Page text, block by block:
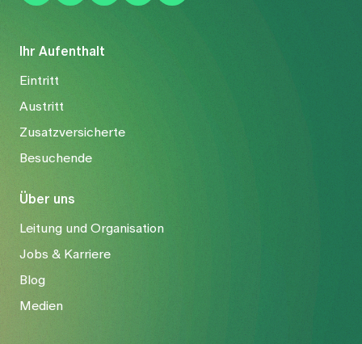
Ihr Aufenthalt
Eintritt
Austritt
Zusatzversicherte
Besuchende
Über uns
Leitung und Organisation
Jobs & Karriere
Blog
Medien